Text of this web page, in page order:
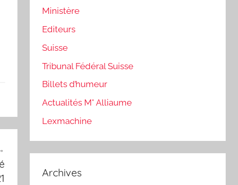
Ministère
Editeurs
Suisse
Tribunal Fédéral Suisse
Billets d’humeur
Actualités M° Alliaume
Lexmachine
Archives